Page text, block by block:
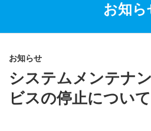
お知ら
お知らせ
システムメンテナ
ビスの停止について